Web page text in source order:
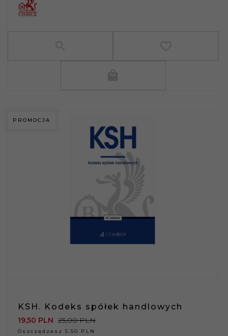
PROMOCJA
KSH. Kodeks spółek handlowych
19,50 PLN 25,00 PLN
Oszczędzasz 5.50 PLN